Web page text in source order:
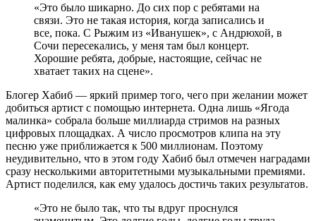
«Это было шикарно. До сих пор с ребятами на
связи. Это не такая история, когда записались и
все, пока. С Рыжим из «Иванушек», с Андрюхой, в
Сочи пересекались, у меня там был концерт.
Хорошие ребята, добрые, настоящие, сейчас не
хватает таких на сцене».
Блогер Хабиб — яркий пример того, чего при желании может
добиться артист с помощью интернета. Одна лишь «Ягода
малинка» собрала больше миллиарда стримов на разных
цифровых площадках. А число просмотров клипа на эту
песню уже приближается к 500 миллионам. Поэтому
неудивительно, что в этом году Хабиб был отмечен наградами
сразу несколькими авторитетными музыкальными премиями.
Артист поделился, как ему удалось достичь таких результатов.
«Это не было так, что ты вдруг проснулся